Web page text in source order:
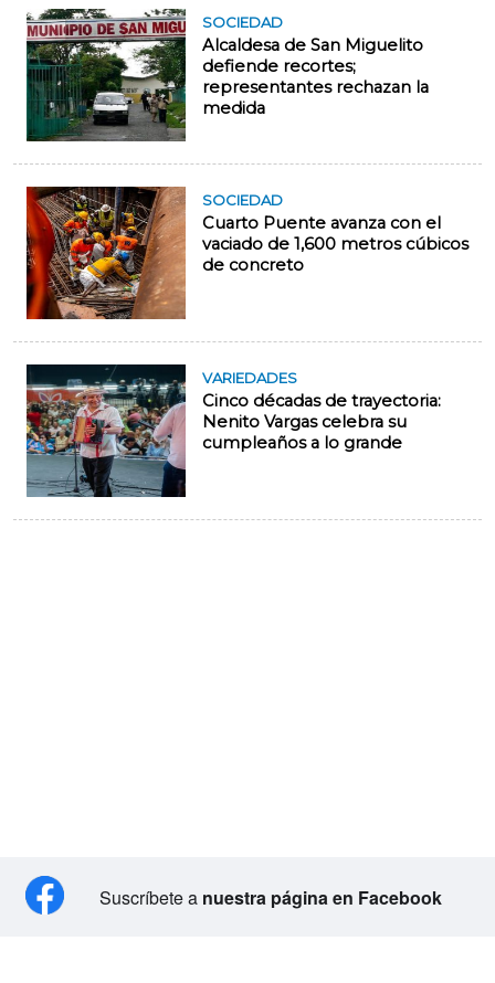
SOCIEDAD
Alcaldesa de San Miguelito
defiende recortes;
representantes rechazan la
medida
SOCIEDAD
Cuarto Puente avanza con el
vaciado de 1,600 metros cúbicos
de concreto
VARIEDADES
Cinco décadas de trayectoria:
Nenito Vargas celebra su
cumpleaños a lo grande
Suscríbete a nuestra página en Facebook